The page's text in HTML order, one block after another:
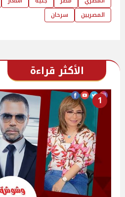
المصريين
سرحان
الأكثر قراءة
1